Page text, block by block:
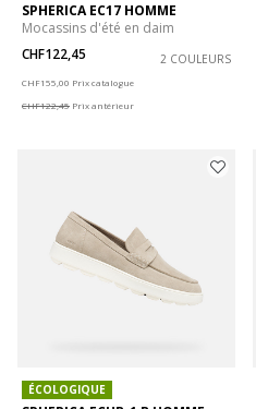
SPHERICA EC17 HOMME
Mocassins d'été en daim
CHF122,45
2 COULEURS
CHF155,00 Prix catalogue
CHF122,45 Prix antérieur
ÉCOLOGIQUE